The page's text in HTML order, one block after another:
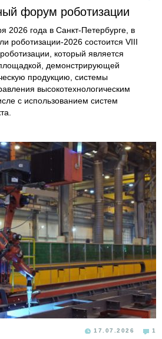
форум роботизации
2026 года в Санкт-Петербурге, в
роботизации-2026 состоится VIII
который является
демонстрирующей
продукцию, системы
высокотехнологическим
с использованием систем
17.07.2026 1